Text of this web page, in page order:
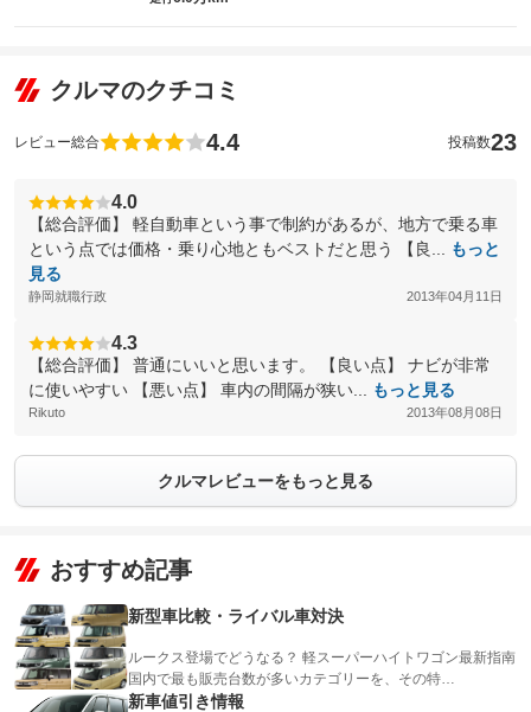
クルマのクチコミ
レビュー総合 4.4 投稿数23
4.0
【総合評価】 軽自動車という事で制約があるが、地方で乗る車
という点では価格・乗り心地ともベストだと思う 【良...
もっと
見る
静岡就職行政 2013年04月11日
4.3
【総合評価】 普通にいいと思います。 【良い点】 ナビが非常
に使いやすい 【悪い点】 車内の間隔が狭い...
もっと見る
Rikuto 2013年08月08日
クルマレビューをもっと見る
おすすめ記事
新型車比較・ライバル車対決
ルークス登場でどうなる？ 軽スーパーハイトワゴン最新指南
国内で最も販売台数が多いカテゴリーを、その特…
新車値引き情報